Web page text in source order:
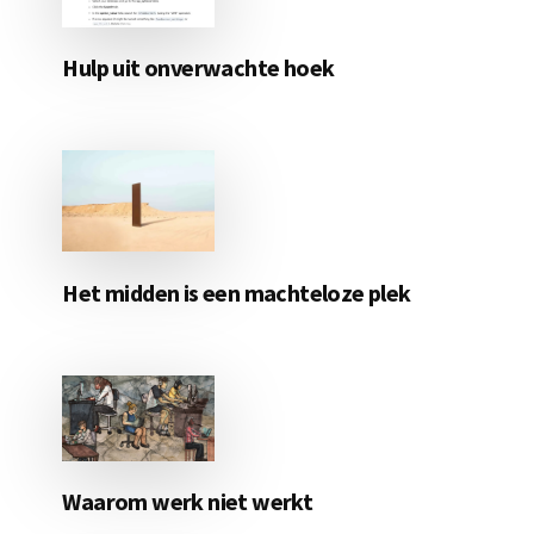
Hulp uit onverwachte hoek
Het midden is een machteloze plek
Waarom werk niet werkt